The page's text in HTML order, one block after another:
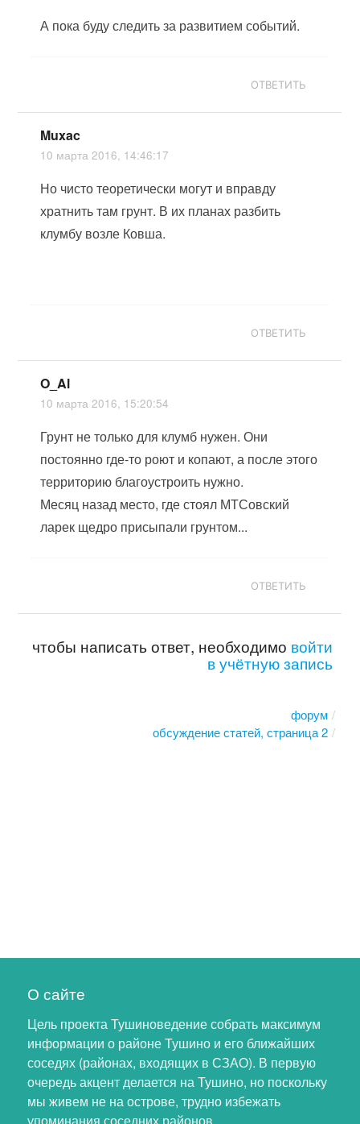
А пока буду следить за развитием событий.
ОТВЕТИТЬ
Muxac
10 марта 2016, 14:46:17
Но чисто теоретически могут и вправду
хратнить там грунт. В их планах разбить
клумбу возле Ковша.
ОТВЕТИТЬ
O_Al
10 марта 2016, 15:20:54
Грунт не только для клумб нужен. Они
постоянно где-то роют и копают, а после этого
территорию благоустроить нужно.
Месяц назад место, где стоял МТСовский
ларек щедро присыпали грунтом...
ОТВЕТИТЬ
чтобы написать ответ, необходимо войти
в учётную запись
форум
обсуждение статей, страница 2
О сайте
Цель проекта Тушиноведение собрать максимум
информации о районе Тушино и его ближайших
соседях (районах, входящих в СЗАО). В первую
очередь акцент делается на Тушино, но поскольку
мы живем не на острове, трудно избежать
упоминания соседних районов.